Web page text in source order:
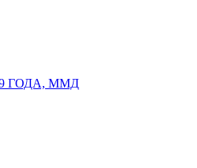
ГОДА, ММД